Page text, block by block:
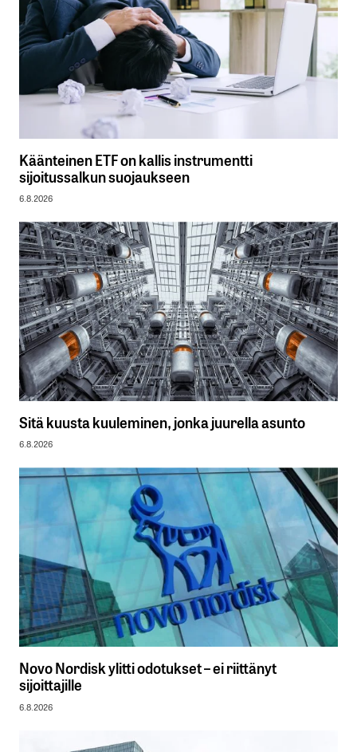
Käänteinen ETF on kallis instrumentti
sijoitussalkun suojaukseen
6.8.2026
Sitä kuusta kuuleminen, jonka juurella asunto
6.8.2026
Novo Nordisk ylitti odotukset – ei riittänyt
sijoittajille
6.8.2026